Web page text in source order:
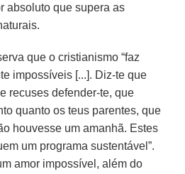
absoluto que supera as
que o cristianismo “faz
impossíveis [...]. Diz-te que
recuses defender-te, que
quanto os teus parentes, que
houvesse um amanhã. Estes
um programa sustentável”.
amor impossível, além do